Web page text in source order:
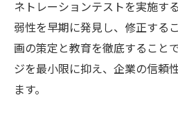
ネトレーションテストを実施す
弱性を早期に発見し、修正する
画の策定と教育を徹底すること
ジを最小限に抑え、企業の信頼
ます。